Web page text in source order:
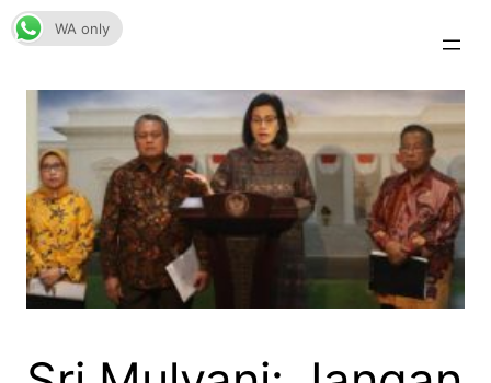
Skip
to
WA only